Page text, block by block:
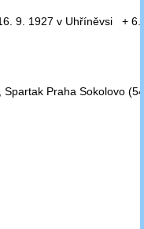
9. 1927 v Uhříněvsi + 6.
Praha Sokolovo